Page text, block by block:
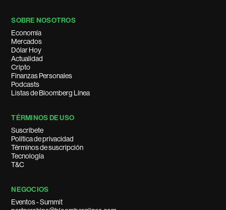
SOBRE NOSOTROS
Economía
Mercados
Dólar Hoy
Actualidad
Cripto
Finanzas Personales
Podcasts
Listas de Bloomberg Línea
TÉRMINOS DE USO
Suscríbete
Política de privacidad
Términos de suscripción
Tecnología
T&C
NEGOCIOS
Eventos - Summit